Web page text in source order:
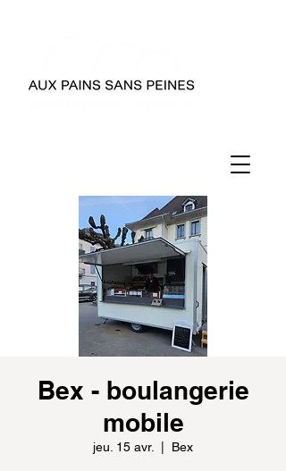
Bex - boulangerie
mobile
jeu. 15 avr. Bex